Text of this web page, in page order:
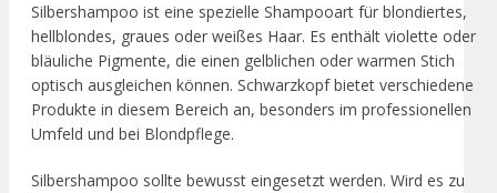
Silbershampoo ist eine spezielle Shampooart für blondiertes,
hellblondes, graues oder weißes Haar. Es enthält violette oder
bläuliche Pigmente, die einen gelblichen oder warmen Stich
optisch ausgleichen können. Schwarzkopf bietet verschiedene
Produkte in diesem Bereich an, besonders im professionellen
Umfeld und bei Blondpflege.
Silbershampoo sollte bewusst eingesetzt werden. Wird es zu